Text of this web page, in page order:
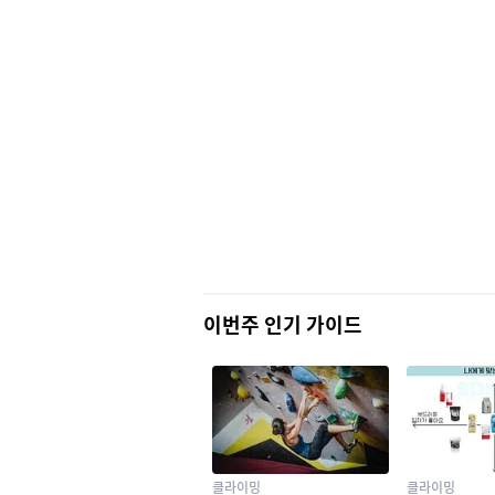
이번주 인기 가이드
클라이밍 클라이밍